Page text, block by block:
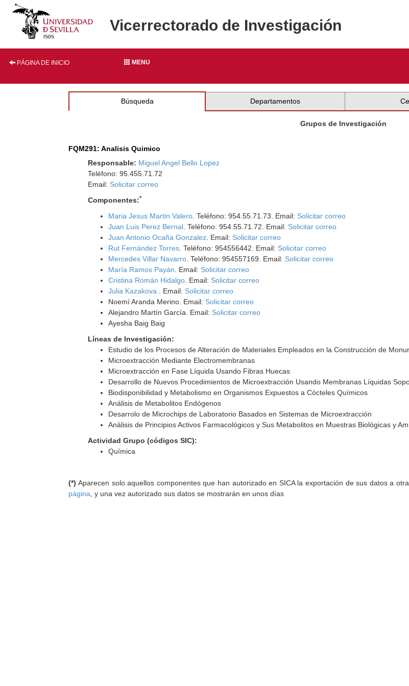
Vicerrectorado de Investigación
PÁGINA DE INICIO MENU
Búsqueda Departamentos
Grupos de Investigación
FQM291: Analisis Quimico
Responsable: Miguel Angel Bello Lopez
Teléfono: 95.455.71.72
Email: Solicitar correo
Componentes:*
Maria Jesus Martin Valero . Teléfono: 954.55.71.73. Email: Solicitar correo
Juan Luis Perez Bernal . Teléfono: 954.55.71.72. Email: Solicitar correo
Juan Antonio Ocaña Gonzalez . Email: Solicitar correo
Rut Fernández Torres . Teléfono: 954556442. Email: Solicitar correo
Mercedes Villar Navarro . Teléfono: 954557169. Email: Solicitar correo
María Ramos Payán . Email: Solicitar correo
Cristina Román Hidalgo . Email: Solicitar correo
Julia Kazakova
. Email: Solicitar correo
Noemí Aranda Merino. Email: Solicitar correo
Alejandro Martín García. Email: Solicitar correo
Ayesha Baig Baig
Líneas de Investigación:
Estudio de los Procesos de Alteración de Materiales Empleados en la Construcción de
Microextracción Mediante Electromembranas
Microextracción en Fase Líquida Usando Fibras Huecas
Desarrollo de Nuevos Procedimientos de Microextracción Usando Membranas Líquidas
Biodisponibilidad y Metabolismo en Organismos Expuestos a Cócteles Químicos
Análisis de Metabolitos Endógenos
Desarrolo de Microchips de Laboratorio Basados en Sistemas de Microextracción
Análisis de Principios Activos Farmacológicos y Sus Metabolitos en Muestras Biológicas y
Actividad Grupo (códigos SIC):
Química
(*) Aparecen solo aquellos componentes que han autorizado en SICA la exportación de sus datos a
página , y una vez autorizado sus datos se mostrarán en unos días